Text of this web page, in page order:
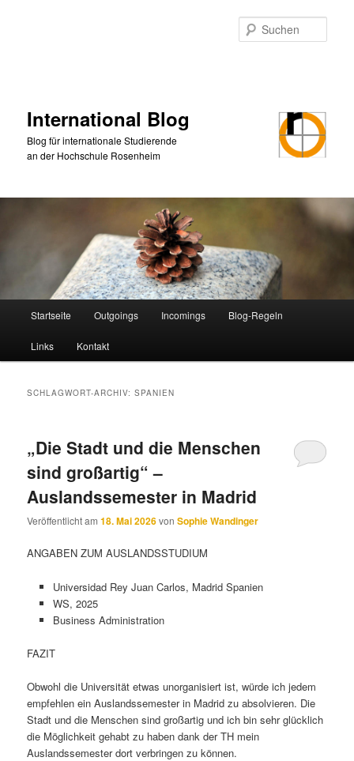
International Blog
Blog für internationale Studierende
an der Hochschule Rosenheim
Startseite Outgoings Incomings Blog-Regeln
Links Kontakt
SCHLAGWORT-ARCHIV:SPANIEN
„Die Stadt und die Menschen
sind großartig“ –
Auslandssemester in Madrid
Veröffentlicht am18. Mai 2026vonSophie Wandinger
ANGABEN ZUM AUSLANDSSTUDIUM
Universidad Rey Juan Carlos, Madrid Spanien
WS, 2025
Business Administration
FAZIT
Obwohl die Universität etwas unorganisiert ist, würde ich jedem
empfehlen ein Auslandssemester in Madrid zu absolvieren. Die
Stadt und die Menschen sind großartig und ich bin sehr glücklich
die Möglichkeit gehabt zu haben dank der TH mein
Auslandssemester dort verbringen zu können.